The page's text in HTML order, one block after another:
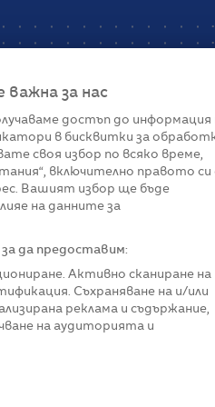
за нас
достъп до информация
в бисквитки за
своя избор по всяко време,
включително правото си
Вашият избор ще бъде
на данните за
да предоставим:
Активно сканиране на
Съхраняване на и/или
реклама и съдържание,
на аудиторията и